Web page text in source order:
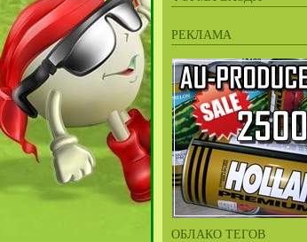
РЕКЛАМА
ОБЛАКО ТЕГОВ